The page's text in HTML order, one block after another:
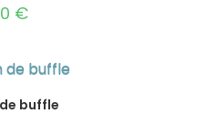
€
buffle